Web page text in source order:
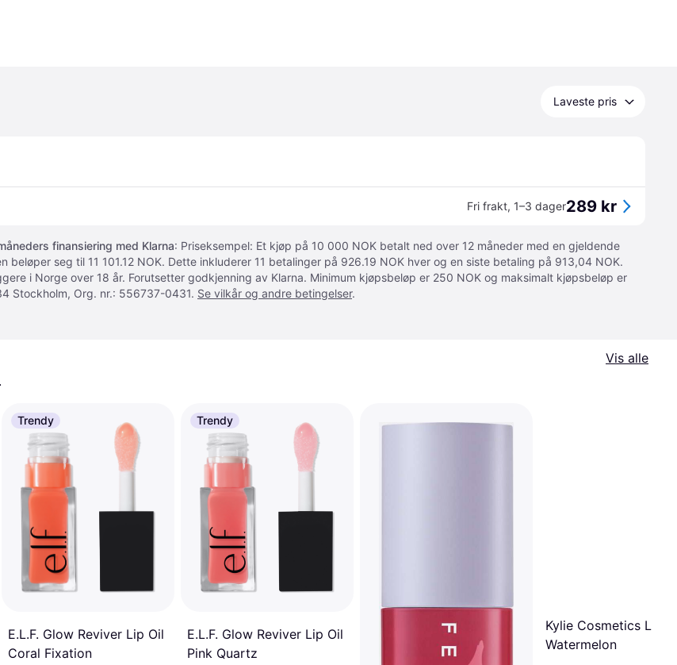
Laveste pris
Fri frakt, 1–3 dager289 kr
finansiering med Klarna: Priseksempel: Et kjøp på 10 000 NOK betalt ned over 12 måneder med en gjeldende
beløper seg til 11 101.12 NOK. Dette inkluderer 11 betalinger på 926.19 NOK hver og en siste betaling på 913,04 NOK.
i Norge over 18 år. Forutsetter godkjenning av Klarna. Minimum kjøpsbeløp er 250 NOK og maksimalt kjøpsbeløp er
Stockholm, Org. nr.: 556737-0431. Se vilkår og andre betingelser.
Vis alle
Trendy
E.L.F. Glow Reviver Lip Oil
Coral Fixation
Trendy
E.L.F. Glow Reviver Lip Oil
Pink Quartz
Kylie Cosmetics Lip
Watermelon